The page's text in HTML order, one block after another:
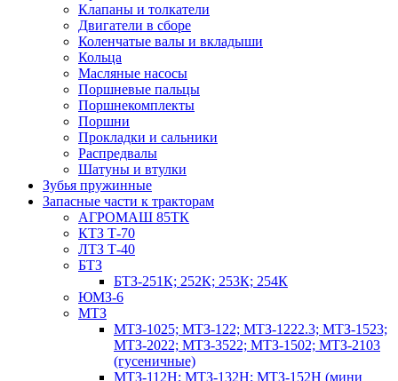
Клапаны и толкатели
Двигатели в сборе
Коленчатые валы и вкладыши
Кольца
Масляные насосы
Поршневые пальцы
Поршнекомплекты
Поршни
Прокладки и сальники
Распредвалы
Шатуны и втулки
Зубья пружинные
Запасные части к тракторам
АГРОМАШ 85ТК
КТЗ Т-70
ЛТЗ Т-40
БТЗ
БТЗ-251К; 252К; 253К; 254К
ЮМЗ-6
МТЗ
МТЗ-1025; МТЗ-122; МТЗ-1222.3; МТЗ-1523;
МТЗ-2022; МТЗ-3522; МТЗ-1502; МТЗ-2103
(гусеничные)
МТЗ-112Н; МТЗ-132Н; МТЗ-152Н (мини